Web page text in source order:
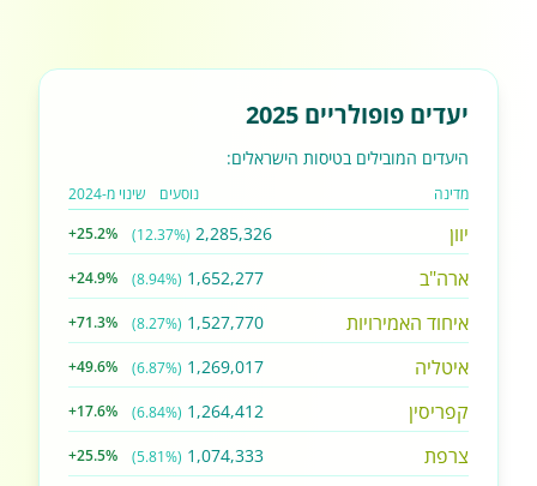
יעדים פופולריים 2025
היעדים המובילים בטיסות הישראלים:
מדינה נוסעים שינוי מ-2024
יוון 2,285,326
(12.37%)
+25.2%
ארה"ב 1,652,277
(8.94%)
+24.9%
איחוד האמירויות 1,527,770
(8.27%)
+71.3%
איטליה 1,269,017
(6.87%)
+49.6%
קפריסין 1,264,412
(6.84%)
+17.6%
צרפת 1,074,333
(5.81%)
+25.5%